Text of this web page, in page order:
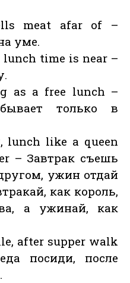
meat afar of –
уме.
time is near –
as a free lunch –
только в
lunch like a queen
– Завтрак съешь
ужин отдай
как король,
а ужинай, как
after supper walk
посиди, после